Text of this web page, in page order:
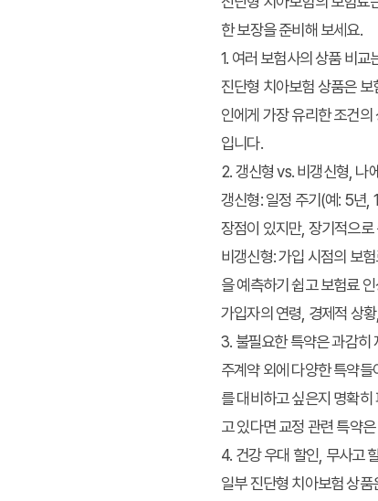
한 보장을 준비해 보세요.
1. 여러 보험사의 상품 비교
진단형 치아보험 상품은
인에게 가장 유리한 조건
입니다.
2. 갱신형 vs. 비갱신형, 나
갱신형:일정 주기(예: 5년,
장점이 있지만, 장기적으
비갱신형:가입 시점의 보
을 예측하기 쉽고 보험료
가입자의 연령, 경제적 상
3. 불필요한 특약은 과감히
주계약 외에 다양한 특약
를 대비하고 싶은지 명확
고 있다면 교정 관련 특약
4. 건강 우대 할인, 무사고
일부 진단형 치아보험 상